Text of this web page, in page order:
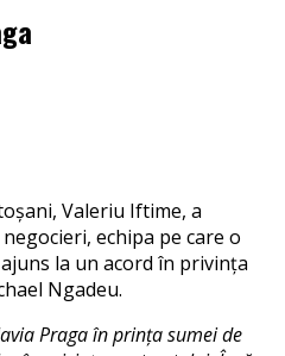
Valeriu Iftime, a
echipa pe care o
la un acord în privința
Ngadeu.
Praga în prinţa sumei de